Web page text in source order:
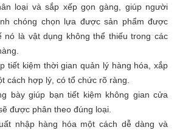
loại và sắp xếp gọn gàng, giúp người
chóng chọn lựa được sản phẩm được
nó là vật dụng không thể thiếu trong các
tiết kiệm thời gian quản lý hàng hóa, xắp
cách hợp lý, có tổ chức rõ ràng.
bày giúp bạn tiết kiệm không gian cửa
được phân theo đúng loại.
nhập hàng hóa một cách dễ dàng và